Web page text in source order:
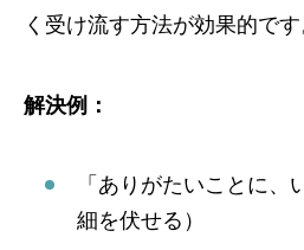
く受け流す方法が効果的です
解決例：
「ありがたいことに
細を伏せる）